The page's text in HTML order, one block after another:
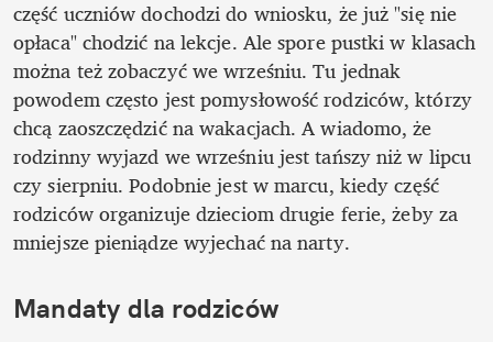
część uczniów dochodzi do wniosku, że już "się nie
opłaca" chodzić na lekcje. Ale spore pustki w klasach
można też zobaczyć we wrześniu. Tu jednak
powodem często jest pomysłowość rodziców, którzy
chcą zaoszczędzić na wakacjach. A wiadomo, że
rodzinny wyjazd we wrześniu jest tańszy niż w lipcu
czy sierpniu. Podobnie jest w marcu, kiedy część
rodziców organizuje dzieciom drugie ferie, żeby za
mniejsze pieniądze wyjechać na narty.
Mandaty dla rodziców